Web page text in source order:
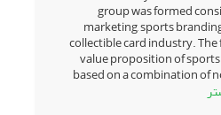
group was formed
marketing, sports
collectible card industry.
value proposition of
based on a combination of